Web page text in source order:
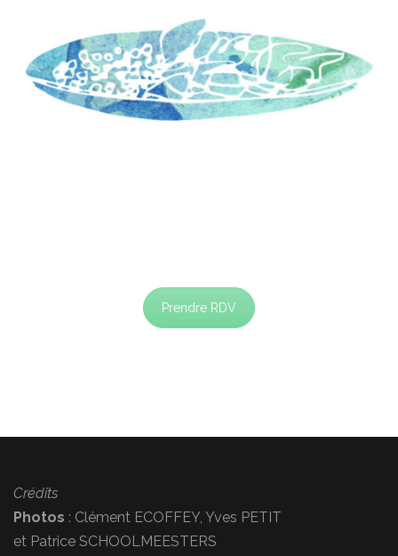
Prendre RDV
Crédits
Photos : Clément ECOFFEY, Yves PETIT
et Patrice SCHOOLMEESTERS